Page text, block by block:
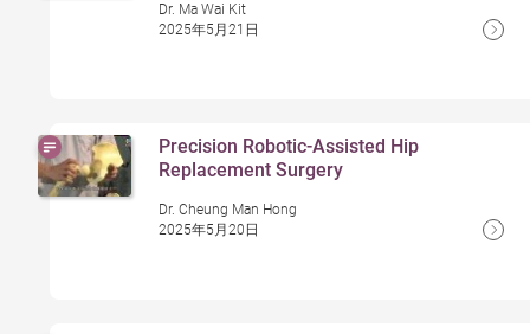
Dr. Ma Wai Kit
2025年5月21日
Precision Robotic-Assisted Hip
Replacement Surgery
Dr. Cheung Man Hong
2025年5月20日